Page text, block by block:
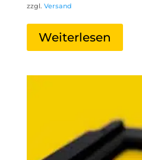
zzgl. Versand
Weiterlesen